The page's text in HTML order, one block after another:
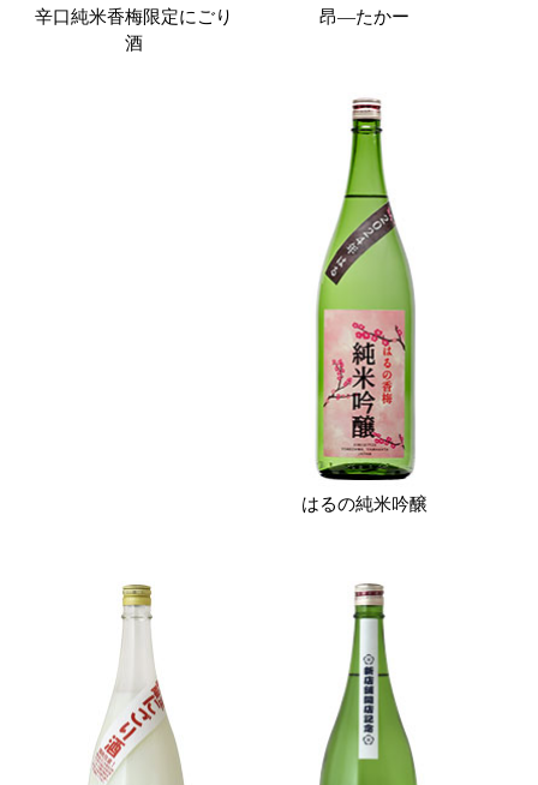
辛口純米香梅限定にごり
酒
昂―たかー
はるの純米吟醸